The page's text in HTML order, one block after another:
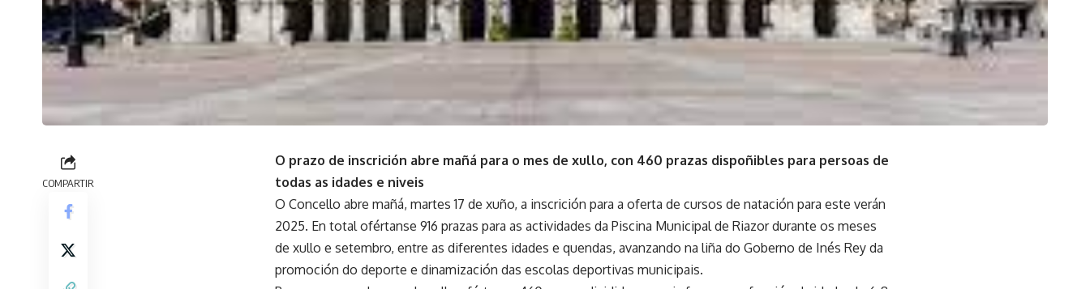
COMPARTIR
O prazo de inscrición abre mañá para o mes de xullo, con 460 prazas dispoñibles para persoas de
todas as idades e niveis
O Concello abre mañá, martes 17 de xuño, a inscrición para a oferta de cursos de natación para este verán
2025. En total ofértanse 916 prazas para as actividades da Piscina Municipal de Riazor durante os meses
de xullo e setembro, entre as diferentes idades e quendas, avanzando na liña do Goberno de Inés Rey da
promoción do deporte e dinamización das escolas deportivas municipais.